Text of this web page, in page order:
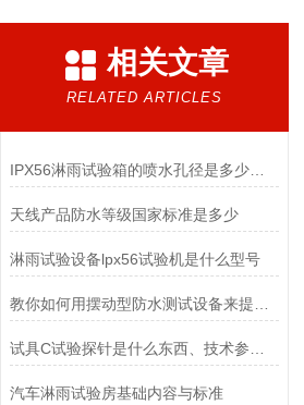
相关文章
RELATED ARTICLES
IPX56淋雨试验箱的喷水孔径是多少呢？
天线产品防水等级国家标准是多少
淋雨试验设备lpx56试验机是什么型号
汽车淋雨试验房基础内容与标准